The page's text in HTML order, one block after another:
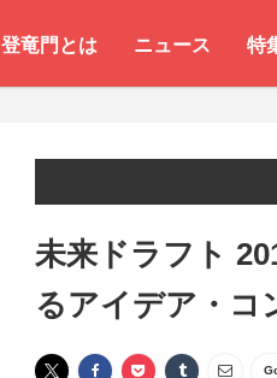
登竜門とは ニュース 特
未来ドラフト
るアイデア・コ